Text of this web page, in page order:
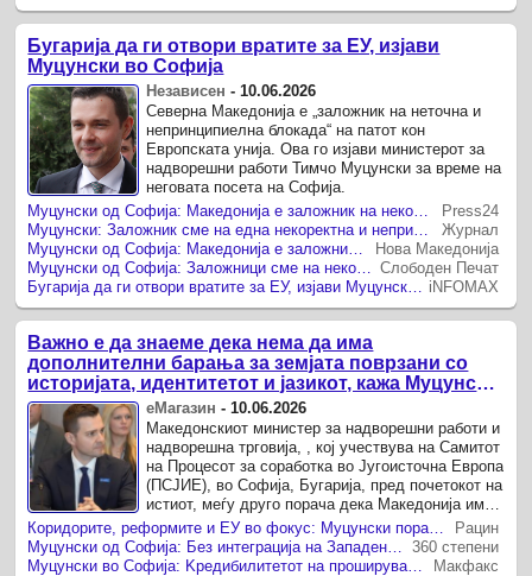
Бугарија да ги отвори вратите за ЕУ, изјави
Муцунски во Софија
Независен - 10.06.2026
Северна Македонија е „заложник на неточна и
непринципиелна блокада“ на патот кон
Европската унија. Ова го изјави министерот за
надворешни работи Тимчо Муцунски за време на
неговата посета на Софија.
Press24
Журнал
Нова Македонија
Слободен Печат
iNFOMAX
Важно е да знаеме дека нема да има
дополнителни барања за земјата поврзани со
историјата, идентитетот и јазикот, кажа Муцунски
од Софија
еМагазин -10.06.2026
Македонскиот министер за надворешни работи и
надворешна трговија, , кој учествува на Самитот
на Процесот за соработка во Југоисточна Европа
(ПСЈИЕ), во Софија, Бугарија, пред почетокот на
истиот, меѓу друго порача дека Македонија има
не само цел да ...
Коридорите, реформите и ЕУ во фокус: Муцунски порача дека регионот мора да биде дел од Европа
Рацин
Муцунски од Софија: Без интеграција на Западен Балкан нема целосно безбедна и просперитетна Европа
360 степени
Муцунски во Софија: Kредибилитетот на проширувањето зависи од испораката, заслугите мора да имаат значење, oбврските мора да се почитуваат
Макфакс